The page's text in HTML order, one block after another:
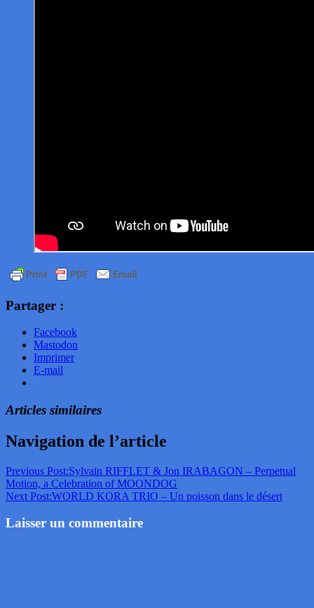
Partager :
Facebook
Mastodon
Imprimer
E-mail
Articles similaires
Navigation de l’article
Previous Post:Sylvain RIFFLET & Jon IRABAGON – Perpetual
Motion, a Celebration of MOONDOG
Next Post:WORLD KORA TRIO – Un poisson dans le désert
Laisser un commentaire